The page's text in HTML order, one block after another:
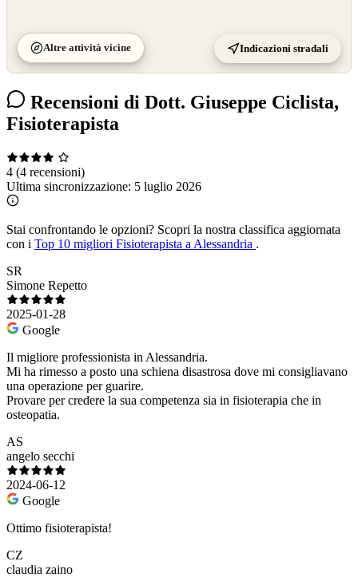
Altre attività vicine Indicazioni stradali
Recensioni di Dott. Giuseppe Ciclista,
Fisioterapista
4 (4 recensioni)
Ultima sincronizzazione: 5 luglio 2026
Stai confrontando le opzioni? Scopri la nostra classifica aggiornata
con i Top 10 migliori Fisioterapista a Alessandria .
SR
Simone Repetto
2025-01-28
Google
Il migliore professionista in Alessandria.
Mi ha rimesso a posto una schiena disastrosa dove mi consigliavano
una operazione per guarire.
Provare per credere la sua competenza sia in fisioterapia che in
osteopatia.
AS
angelo secchi
2024-06-12
Google
Ottimo fisioterapista!
CZ
claudia zaino